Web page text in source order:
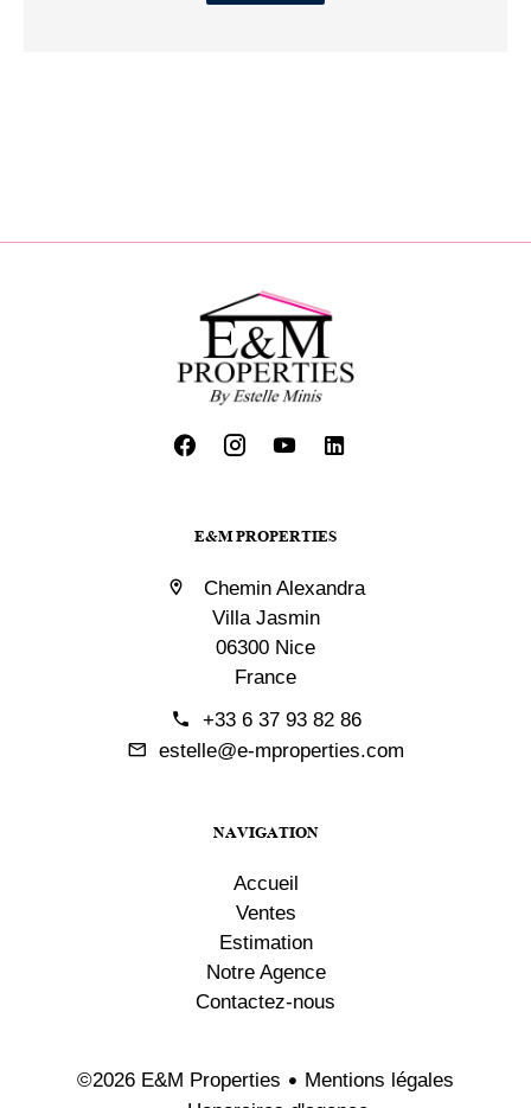
E&M PROPERTIES
Chemin Alexandra
Villa Jasmin
06300 Nice
France
+33 6 37 93 82 86
estelle@e-mproperties.com
NAVIGATION
Accueil
Ventes
Estimation
Notre Agence
Contactez-nous
©2026 E&M Properties
Mentions légales